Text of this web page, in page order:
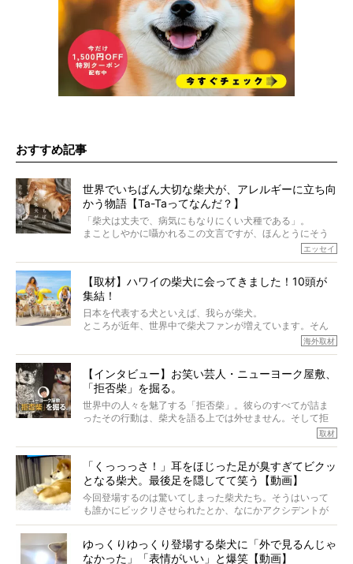
おすすめ記事
世界でいちばん大切な柴犬が、アレルギーに立ち向
かう物語【Ta-Taってなんだ？】
「柴犬は丈夫で、病気にもなりにくい犬種である」。
まことしやかに囁かれるこの文言ですが、ほんとうにそう
でも、いざそれぞれの個体を見ていくと、丈夫で病気にも
なりにくい、とは言えないような気もするのです。
実際に「病気にならない」などということはないし、飼い
主はそのためにやるべきことがある。
今回は、柴犬に関わる方たちすべてに読んで欲しい、ある
語でした。
※文章はご本人の了承を得て編集しています
※画像はすべてイメージです
※この記事は個人の感想であり、効果・効能を示すものではありません
エッセイ
【取材】ハワイの柴犬に会ってきました！10頭が
集結！
日本を代表する犬といえば、我らが柴犬。
ところが近年、世界中で柴犬ファンが増えています。そん
な中「柴犬ライフ」が目をつけたのは、南の楽園ハワイ。
そんな噂を聞きつけ、今回はハワイの柴犬たちを取材して
きました！
海外取材
【インタビュー】お笑い芸人・ニューヨーク屋敷、
「拒否柴」を掘る。
世界中の人々を魅了する「拒否柴」。彼らのすべてが詰ま
ったその行動は、柴犬を語る上では外せません。そして拒
否柴がここまで話題になるのは、“映える”ことも理由のひと
がるのでしょうか。
最近版画製作を始めた、お笑いコンビ「ニューヨーク」の
屋敷裕政さんに、拒否柴を掘っていただきました！ イン
タビューと合わせてご覧ください。
取材
「くっっっさ！」耳をほじった足が臭すぎてビクッ
となる柴犬。最後足を隠してて笑う【動画】
今回登場するのは驚いてしまった柴犬たち。そうはいって
も誰かにビックリさせられたとか、なにかアクシデントが
起きたとか、そういうことが原因ではありません。全ての
ゆっくりゆっくり登場する柴犬に「外で見るんじゃ
なかった」「表情がいい」と爆笑【動画】